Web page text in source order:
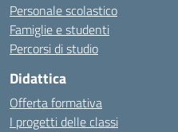
Personale scolastico
Famiglie e studenti
Percorsi di studio
Didattica
Offerta formativa
I progetti delle classi